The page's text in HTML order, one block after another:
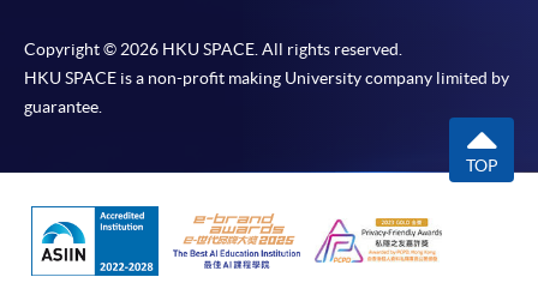
Copyright © 2026 HKU SPACE. All rights reserved.
HKU SPACE is a non-profit making University company limited by
guarantee.
TOP